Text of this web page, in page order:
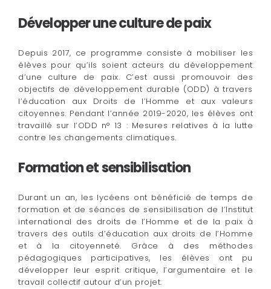
Développer une culture de paix
Depuis 2017, ce programme consiste à mobiliser les
élèves pour qu’ils soient acteurs du développement
d’une culture de paix. C’est aussi promouvoir des
objectifs de développement durable (ODD) à travers
l’éducation aux Droits de l’Homme et aux valeurs
citoyennes. Pendant l’année 2019-2020, les élèves ont
travaillé sur l’ODD n° 13 : Mesures relatives à la lutte
contre les changements climatiques.
Formation et sensibilisation
Durant un an, les lycéens ont bénéficié de temps de
formation et de séances de sensibilisation de l’Institut
international des droits de l’Homme et de la paix à
travers des outils d’éducation aux droits de l’Homme
et à la citoyenneté. Grâce à des méthodes
pédagogiques participatives, les élèves ont pu
développer leur esprit critique, l’argumentaire et le
travail collectif autour d’un projet.